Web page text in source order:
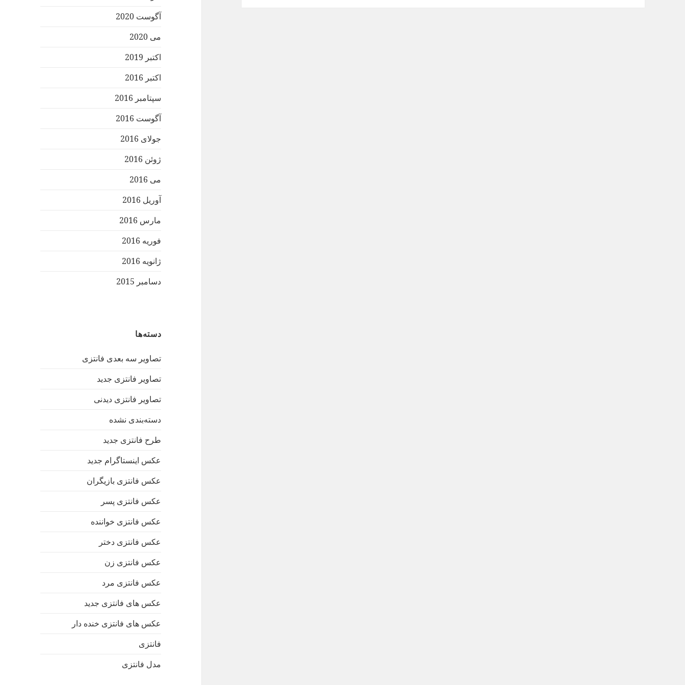
آگوست 2020
می 2020
اکتبر 2019
اکتبر 2016
سپتامبر 2016
آگوست 2016
جولای 2016
ژوئن 2016
می 2016
آوریل 2016
مارس 2016
فوریه 2016
ژانویه 2016
دسامبر 2015
دسته‌ها
تصاویر سه بعدی فانتزی
تصاویر فانتزی جدید
تصاویر فانتزی دیدنی
دسته‌بندی نشده
طرح فانتزی جدید
عکس اینستاگرام جدید
عکس فانتزی بازیگران
عکس فانتزی پسر
عکس فانتزی خواننده
عکس فانتزی دختر
عکس فانتزی زن
عکس فانتزی مرد
عکس های فانتزی جدید
عکس های فانتزی خنده دار
فانتزی
مدل فانتزی